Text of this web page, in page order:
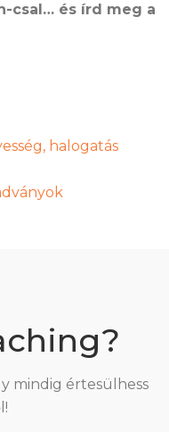
csal… és írd meg a
halogatás
mindig értesülhess